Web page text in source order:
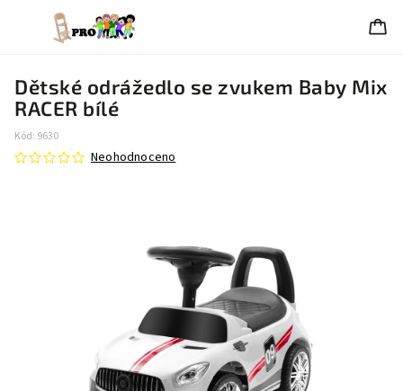
Dětské odrážedlo se zvukem Baby Mix
RACER bílé
Kód: 9630
Neohodnoceno